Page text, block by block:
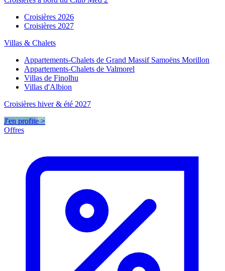
Croisières 2026
Croisières 2027
Villas & Chalets
Appartements-Chalets de Grand Massif Samoëns Morillon
Appartements-Chalets de Valmorel
Villas de Finolhu
Villas d'Albion
Croisières hiver & été 2027
J'en profite >
Offres